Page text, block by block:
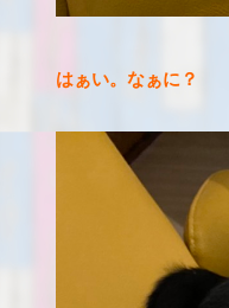
はぁい。なぁに？